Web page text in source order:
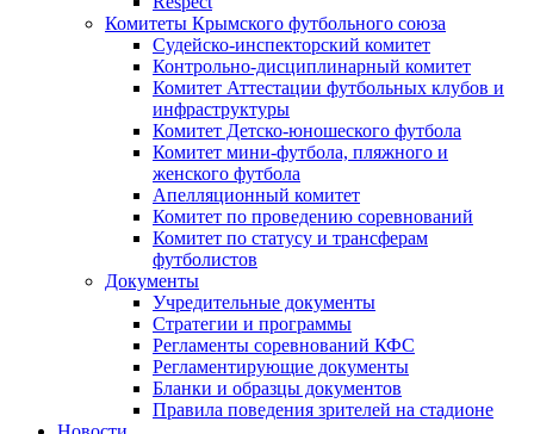
Комитеты Крымского футбольного союза
Судейско-инспекторский комитет
Контрольно-дисциплинарный комитет
Комитет Аттестации футбольных клубов и
инфраструктуры
Комитет Детско-юношеского футбола
Комитет мини-футбола, пляжного и
женского футбола
Апелляционный комитет
Комитет по проведению соревнований
Комитет по статусу и трансферам
футболистов
Документы
Учредительные документы
Стратегии и программы
Регламенты соревнований КФС
Регламентирующие документы
Бланки и образцы документов
Правила поведения зрителей на стадионе